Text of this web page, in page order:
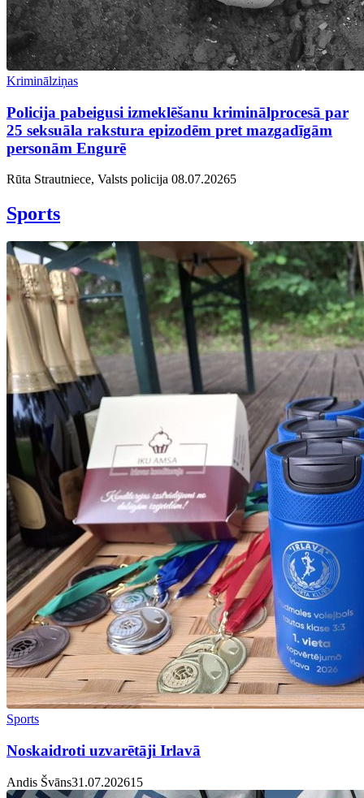
Kriminālziņas
Policija pabeigusi izmeklēšanu kriminālprocesā par
25 seksuāla rakstura epizodēm pret mazgadīgām
personām Engurē
Rūta Strautniece, Valsts policija 08.07.20265
Sports
Sports
Noskaidroti uzvarētāji Irlavā
Andis Švāns31.07.20261 5